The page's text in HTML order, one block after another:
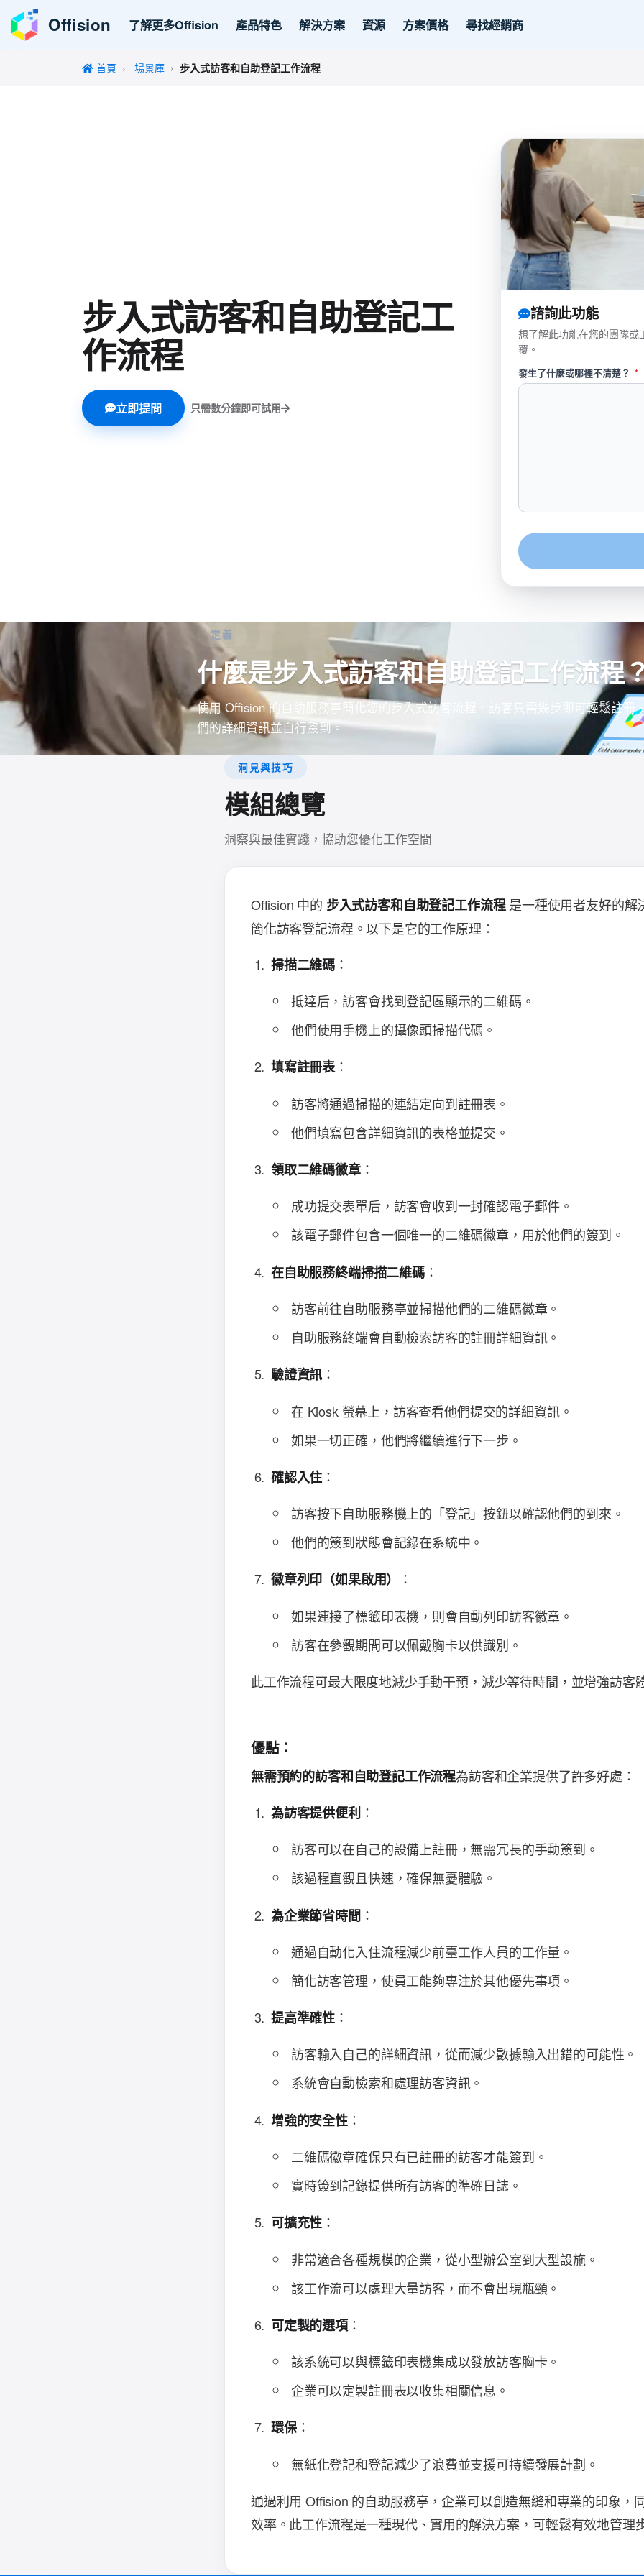
Offision 了解更多Offision 產品特色 解決方案 資源 方案價格 尋找經銷商
首頁 場景庫 步入式訪客和自助登記工作流程
步入式訪客和自助登記工
作流程
立即提問 只需數分鐘即可試用
諮詢此功能
想了解此功能在您的團隊
覆。
發生了什麼或哪裡不清楚？ *
定義
什麼是步入式訪客和自助登記工作流程
使用 Offision 的自助服務亭簡化您的步入式訪客流程。訪客只需幾步即可輕鬆註冊
們的詳細資訊並自行簽到。
洞見與技巧
模組總覽
洞察與最佳實踐，協助您優化工作空間
Offision 中的 步入式訪客和自助登記工作流程是一種使用者友好的解
簡化訪客登記流程。以下是它的工作原理：
掃描二維碼 ：
抵達后，訪客會找到登記區顯示的二維碼。
他們使用手機上的攝像頭掃描代碼。
填寫註冊表：
訪客將通過掃描的連結定向到註冊表。
他們填寫包含詳細資訊的表格並提交。
領取二維碼徽章：
成功提交表單后，訪客會收到一封確認電子郵件。
該電子郵件包含一個唯一的二維碼徽章，用於他們的簽到。
在自助服務終端掃描二維碼：
訪客前往自助服務亭並掃描他們的二維碼徽章。
自助服務終端會自動檢索訪客的註冊詳細資訊。
驗證資訊：
在 Kiosk 螢幕上，訪客查看他們提交的詳細資訊。
如果一切正確，他們將繼續進行下一步。
確認入住 ：
訪客按下自助服務機上的「登記」按鈕以確認他們的到來。
他們的簽到狀態會記錄在系統中。
徽章列印（如果啟用）
：
如果連接了標籤印表機，則會自動列印訪客徽章。
訪客在參觀期間可以佩戴胸卡以供識別。
此工作流程可最大限度地減少手動干預，減少等待時間，並增強訪客
優點：
無需預約的訪客和自助登記工作流程為訪客和企業提供了許多好處：
為訪客提供便利：
訪客可以在自己的設備上註冊，無需冗長的手動簽到。
該過程直觀且快速，確保無憂體驗。
為企業節省時間：
通過自動化入住流程減少前臺工作人員的工作量。
簡化訪客管理，使員工能夠專注於其他優先事項。
提高準確性 ：
訪客輸入自己的詳細資訊，從而減少數據輸入出錯的可能性。
系統會自動檢索和處理訪客資訊。
增強的安全性：
二維碼徽章確保只有已註冊的訪客才能簽到。
實時簽到記錄提供所有訪客的準確日誌。
可擴充性 ：
非常適合各種規模的企業，從小型辦公室到大型設施。
該工作流可以處理大量訪客，而不會出現瓶頸。
可定製的選項：
該系統可以與標籤印表機集成以發放訪客胸卡。
企業可以定製註冊表以收集相關信息。
環保：
無紙化登記和登記減少了浪費並支援可持續發展計劃。
通過利用 Offision 的自助服務亭，企業可以創造無縫和專業的印象，
效率。此工作流程是一種現代、實用的解決方案，可輕鬆有效地管理